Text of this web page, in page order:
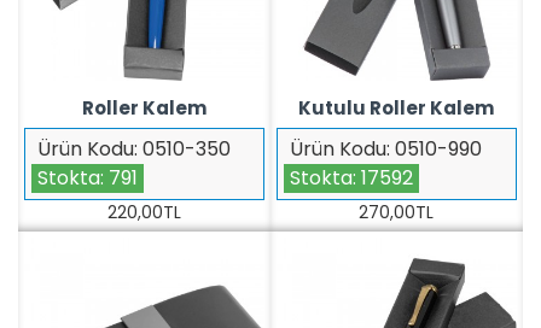
Ürün Kodu: 0510-350
Stokta: 791
Roller Kalem
220,00TL
Ürün Kodu: 0510-990
Stokta: 17592
Kutulu Roller Kalem
270,00TL